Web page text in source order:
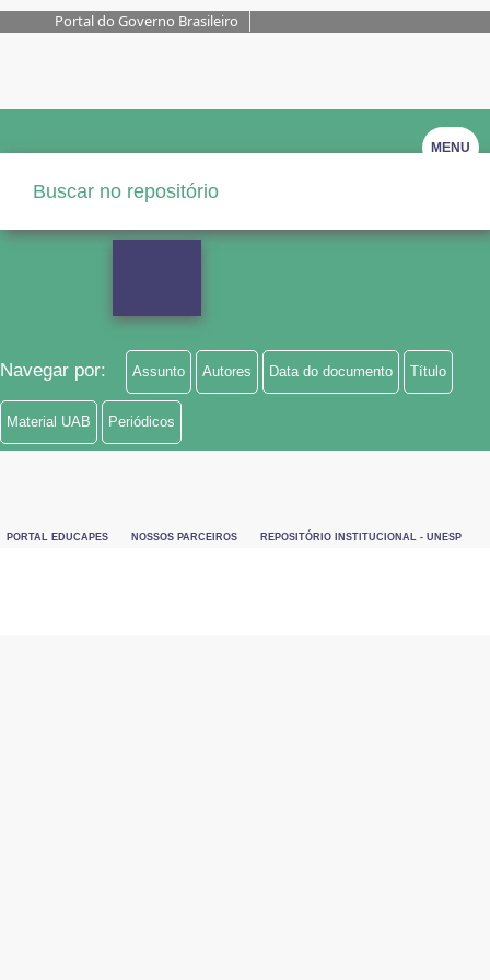
Portal do Governo Brasileiro
MENU
Navegar por: Assunto Autores Data do documento Título
Material UAB Periódicos
PORTAL EDUCAPES NOSSOS PARCEIROS REPOSITÓRIO INSTITUCIONAL - UNESP